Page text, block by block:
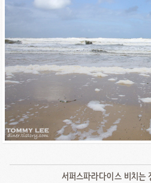
서퍼스파라다이스 비치는